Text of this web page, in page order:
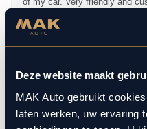
Deze website maakt
MAK Auto gebruikt
laten werken, uw ervaring
many...
Lukasz Mac19 maart 2026